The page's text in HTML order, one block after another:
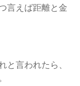
言えば距離と金
と言われたら、